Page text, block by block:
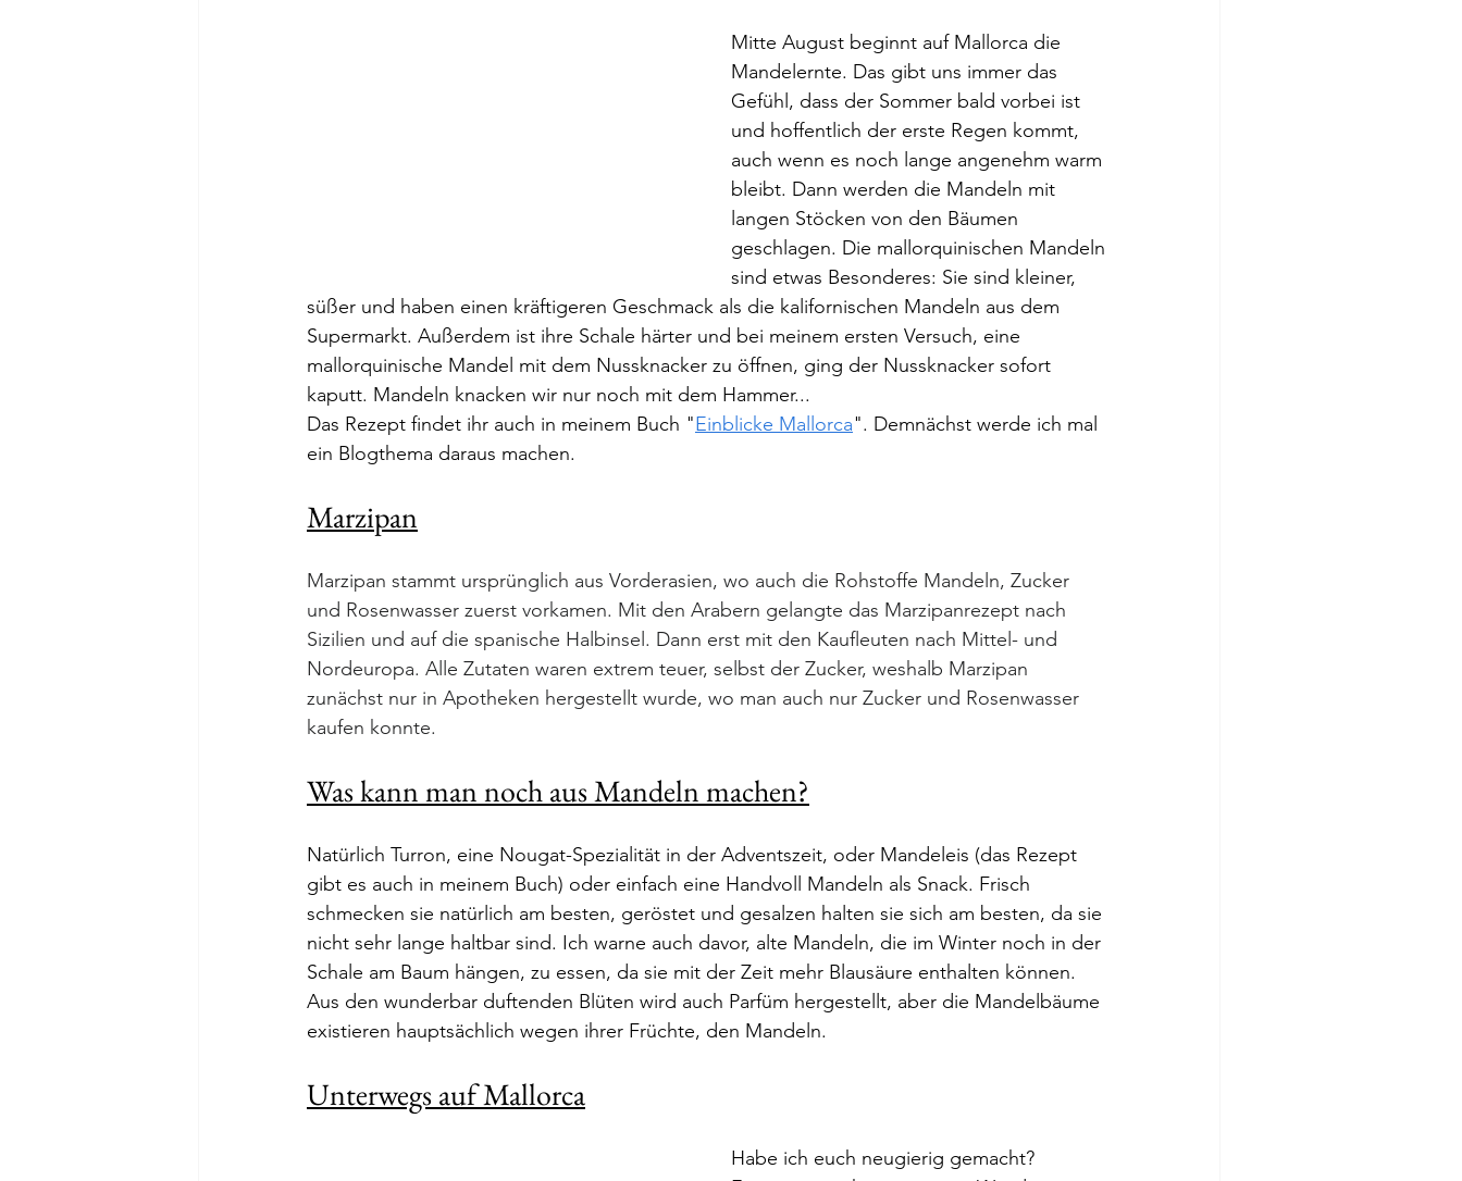
Mitte August beginnt auf Mallorca die
Mandelernte. Das gibt uns immer das
Gefühl, dass der Sommer bald vorbei ist
und hoffentlich der erste Regen kommt,
auch wenn es noch lange angenehm warm
bleibt. Dann werden die Mandeln mit
langen Stöcken von den Bäumen
geschlagen. Die mallorquinischen Mandeln
sind etwas Besonderes: Sie sind kleiner,
süßer und haben einen kräftigeren Geschmack als die kalifornischen Mandeln aus dem
Supermarkt. Außerdem ist ihre Schale härter und bei meinem ersten Versuch, eine
mallorquinische Mandel mit dem Nussknacker zu öffnen, ging der Nussknacker sofort
kaputt. Mandeln knacken wir nur noch mit dem Hammer...
Das Rezept findet ihr auch in meinem Buch "Einblicke Mallorca". Demnächst werde ich mal
ein Blogthema daraus machen.
Marzipan
Marzipan stammt ursprünglich aus Vorderasien, wo auch die Rohstoffe Mandeln, Zucker
und Rosenwasser zuerst vorkamen. Mit den Arabern gelangte das Marzipanrezept nach
Sizilien und auf die spanische Halbinsel. Dann erst mit den Kaufleuten nach Mittel- und
Nordeuropa. Alle Zutaten waren extrem teuer, selbst der Zucker, weshalb Marzipan
zunächst nur in Apotheken hergestellt wurde, wo man auch nur Zucker und Rosenwasser
kaufen konnte.
Was kann man noch aus Mandeln machen?
Natürlich Turron, eine Nougat-Spezialität in der Adventszeit, oder Mandeleis (das Rezept
gibt es auch in meinem Buch) oder einfach eine Handvoll Mandeln als Snack. Frisch
schmecken sie natürlich am besten, geröstet und gesalzen halten sie sich am besten, da sie
nicht sehr lange haltbar sind. Ich warne auch davor, alte Mandeln, die im Winter noch in der
Schale am Baum hängen, zu essen, da sie mit der Zeit mehr Blausäure enthalten können.
Aus den wunderbar duftenden Blüten wird auch Parfüm hergestellt, aber die Mandelbäume
existieren hauptsächlich wegen ihrer Früchte, den Mandeln.
Unterwegs auf Mallorca
Habe ich euch neugierig gemacht?